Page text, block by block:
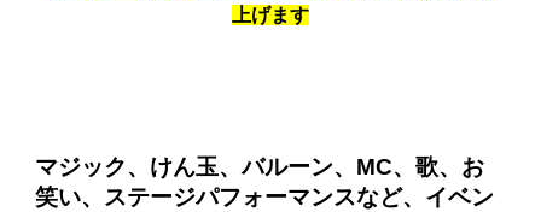
上げます
マジック、けん玉、バルーン、MC、歌、お
笑い、ステージパフォーマンスなど、イベン